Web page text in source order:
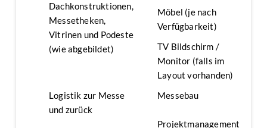
Dachkonstruktionen,
Messetheken,
Vitrinen und Podeste
(wie abgebildet)
Möbel (je nach
Verfügbarkeit)
TV Bildschirm /
Monitor (falls im
Layout vorhanden)
Logistik zur Messe
und zurück
Messebau
Projektmanagement